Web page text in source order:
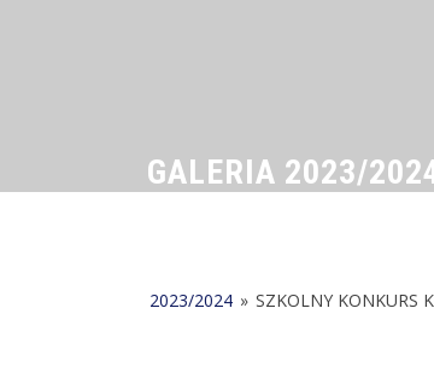
GALERIA 2023/
2023/2024 » SZKOLNY KONKURS